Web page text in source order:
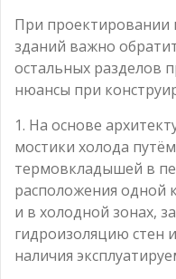
При проектировании
зданий важно
остальных разделов
нюансы при
1. На основе
мостики холода
термовкладышей в
расположения одной
и в холодной зонах,
гидроизоляцию стен
наличия